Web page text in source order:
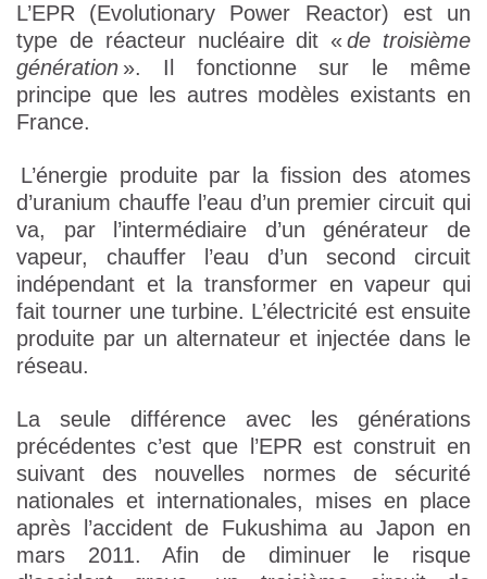
L’EPR (Evolutionary Power Reactor) est un
type de réacteur nucléaire dit «de troisième
génération ». Il fonctionne sur le même
principe que les autres modèles existants en
France.
L’énergie produite par la fission des atomes
d’uranium chauffe l’eau d’un premier circuit qui
va, par l’intermédiaire d’un générateur de
vapeur, chauffer l’eau d’un second circuit
indépendant et la transformer en vapeur qui
fait tourner une turbine. L’électricité est ensuite
produite par un alternateur et injectée dans le
réseau.
La seule différence avec les générations
précédentes c’est que l’EPR est construit en
suivant des nouvelles normes de sécurité
nationales et internationales, mises en place
après l’accident de Fukushima au Japon en
mars 2011. Afin de diminuer le risque